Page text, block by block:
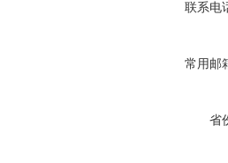
联系电
常用邮
省